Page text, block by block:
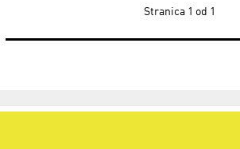
Stranica 1 od 1